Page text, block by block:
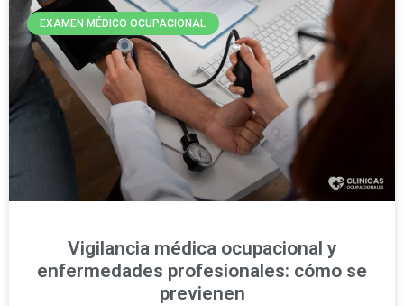
EXAMEN MÉDICO OCUPACIONAL
Vigilancia médica ocupacional y
enfermedades profesionales: cómo se
previenen